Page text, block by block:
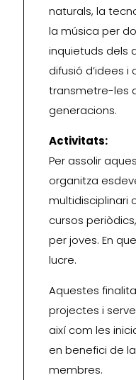
naturals, la
la música per
inquietuds dels
difusió d’idees i
transmetre-les
generacions.
Activitats:
Per assolir
organitza
multidisciplinari
cursos
per joves. En
lucre.
Aquestes
projectes i
així com les
en benefici de
membres.